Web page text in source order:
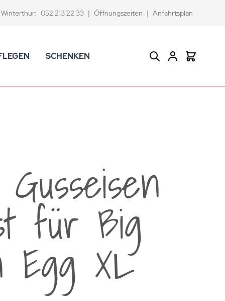
Winterthur: 052 213 22 33 | Öffnungszeiten | Anfahrtsplan
-sprudler
und Ersatzbürsten
Badezimmer-Artikel
des Sens Körperpflege
>
SCHENKEN Suche
für Big
Egg XL